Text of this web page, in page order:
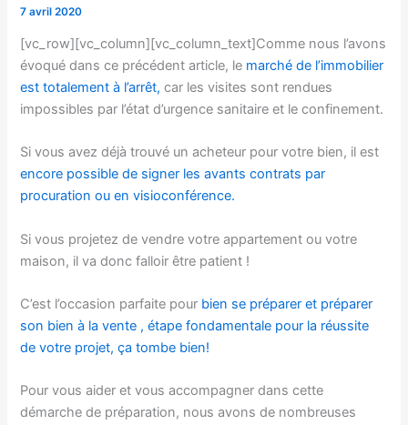
7 avril 2020
[vc_row][vc_column][vc_column_text]Comme nous l’avons
évoqué dans ce précédent article, le marché de l’immobilier
est totalement à l’arrêt, car les visites sont rendues
impossibles par l’état d’urgence sanitaire et le confinement.
Si vous avez déjà trouvé un acheteur pour votre bien, il est
encore possible de signer les avants contrats par
procuration ou en visioconférence.
Si vous projetez de vendre votre appartement ou votre
maison, il va donc falloir être patient !
C’est l’occasion parfaite pour bien se préparer et préparer
son bien à la vente , étape fondamentale pour la réussite
de votre projet, ça tombe bien!
Pour vous aider et vous accompagner dans cette
démarche de préparation, nous avons de nombreuses